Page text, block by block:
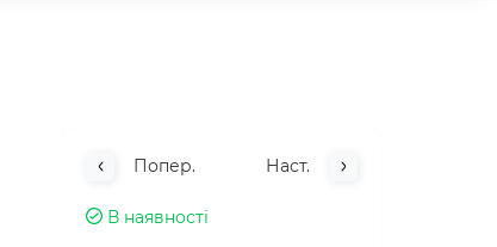
Попер. Наст.
В наявності